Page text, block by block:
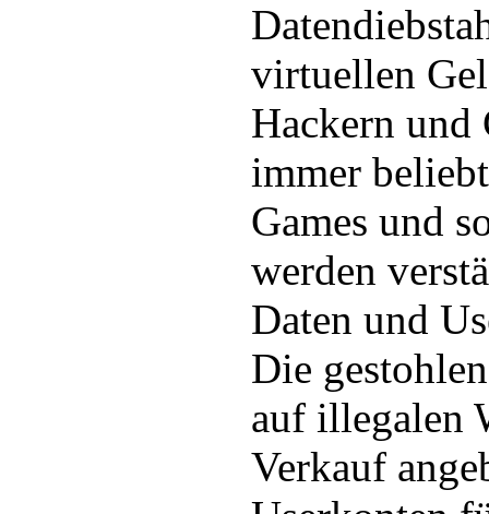
virtuellen
Hackern
immer
Games und
werden
Daten und
Die
auf illegalen
Verkauf